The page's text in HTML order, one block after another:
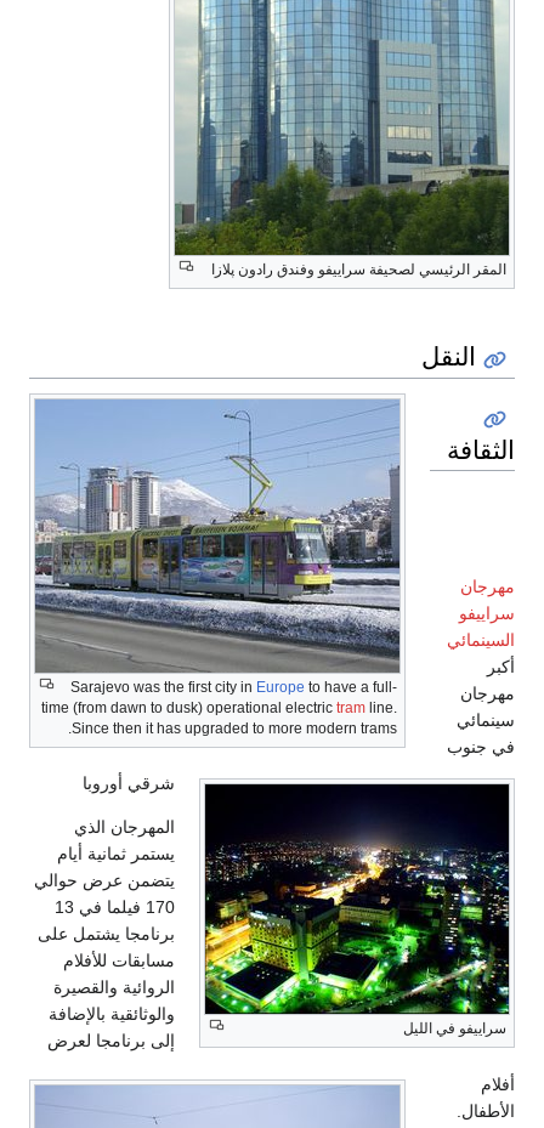
المقر الرئيسي لصحيفة سراييفو وفندق رادون پلازا
النقل
Sarajevo was the first city in Europe to have a full-
time (from dawn to dusk) operational electric tram line.
Since then it has upgraded to more modern trams.
سراييفو في الليل
الثقافة
مهرجانات
مهرجان
سراييفو
السينمائي
أكبر
مهرجان
سينمائي
في جنوب
شرقي أوروبا
المهرجان الذي
يستمر ثمانية أيام
يتضمن عرض حوالي
170 فيلما في 13
برنامجا يشتمل على
مسابقات للأفلام
الروائية والقصيرة
والوثائقية بالإضافة
إلى برنامجا لعرض
أفلام
الأطفال.